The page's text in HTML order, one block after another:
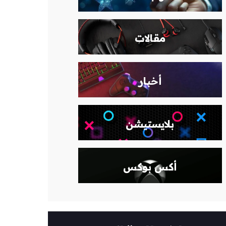
مقالات
أخبار
بلايستيشن
أكس بوكس